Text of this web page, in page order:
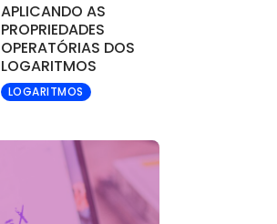
APLICANDO AS
PROPRIEDADES
OPERATÓRIAS DOS
LOGARITMOS
LOGARITMOS